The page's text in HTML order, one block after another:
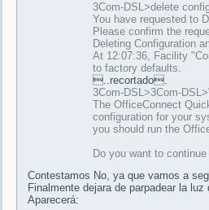
3Com-DSL>delete
You have requested to
Please confirm the
Deleting Configuration
At 12:07:36, Facility
to factory defaults.
..recortado.
3Com-DSL>3Com-
The OfficeConnect
configuration for your
you should run the
Do you want to
Contestamos No, ya que vamos a
Finalmente dejara de parpadear la
Aparecerá: